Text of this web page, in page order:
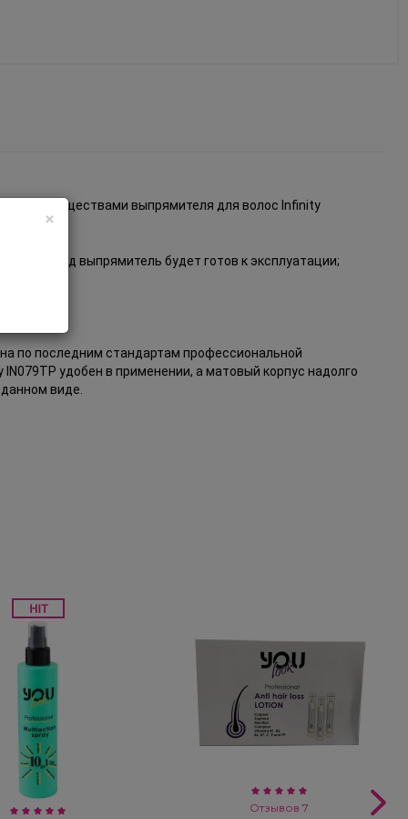
преимуществами выпрямителя для волос Infinity
10 секунд выпрямитель будет готов к эксплуатации;
по последним стандартам профессиональной
IN079TP удобен в применении, а матовый корпус надолго
виде.
Отзывов 7
×